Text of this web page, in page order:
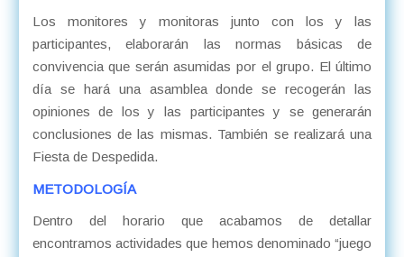
Los monitores y monitoras junto con los y las
participantes, elaborarán las normas básicas de
convivencia que serán asumidas por el grupo. El último
día se hará una asamblea donde se recogerán las
opiniones de los y las participantes y se generarán
conclusiones de las mismas. También se realizará una
Fiesta de Despedida.
METODOLOGÍA
Dentro del horario que acabamos de detallar
encontramos actividades que hemos denominado “juego